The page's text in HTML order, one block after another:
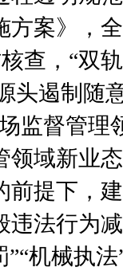
方案》，
查，“双
头遏制随
监督管理
领域新业
前提下，
违法行为
机械执